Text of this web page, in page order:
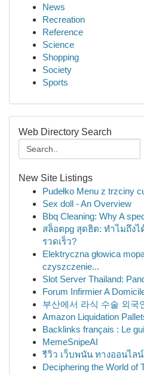
News
Recreation
Reference
Science
Shopping
Society
Sports
Web Directory Search
New Site Listings
Pudełko Menu z trzciny
Sex doll - An Overview
Bbq Cleaning: Why A
สล็อตpg สุดฮิต: ทำไมถึง
รวดเร็ว?
Elektryczna głowica
czyszczenie...
Slot Server Thailand:
Forum Infirmier A
부산에서 라식 수술 외국
Amazon Liquidation
Backlinks français : Le
MemeSnipeAI
รีวิว เว็บพนัน ทางออนไล
Deciphering the World of